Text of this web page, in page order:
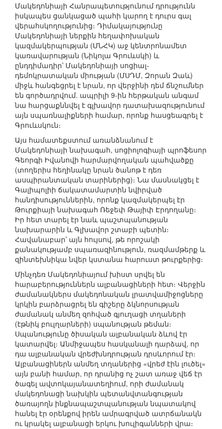
Մակեդոնիայի Հանրապետությունում դրությունն
իսկապես ցանկացած պահի կարող է դուրս գալ
վերահսկողությունից։ Դիմակայությունը
Մակեդոնիայի ներքին հեղափոխական
կազմակերպության (ՄՆՀԿ) աջ կենտրոնամետ
կառավարության (Նիկոլա Գրուևսկի) և
ընդդիմադիր՝ Մակեդոնիայի սոցիալ-
դեմոկրատական միության (ՄՍԴՄ, Զորան Զաև)
միջև հանգեցրել է նրան, որ վերջինի դեմ ճնշումներ
են գործադրվում. ապրիլի 9-ին հերթական անգամ
նա հարցաքննվել է գլխավոր դատախազությունում
այն սպառնալիքների համար, որոնք հասցեագրել է
Գրուևսկուն։
Այս համատեքստում առանձնանում է
Մակեդոնիայի նախագահ, սոցիոլոգիայի պրոֆեսոր
Գեորգի Իվանովի հարմարվողական պահվածքը
(տողերիս հեղինակը նրան ծանոթ է դեռ
ասպիրանտական տարիներից)։ Նա մասնակցել է
Գալիպոլիի ճակատամարտին նվիրված
հանդիսություններին, որոնք կազմակերպել էր
Թուրքիայի նախագահ Ռեջեփ Թայիփ Էրդողանը։
Իր հետ տարել էր նաև պաշտպանության
նախարարին և Գլխավոր շտաբի պետին։
Հավանաբար՝ այն հույսով, թե որոշակի
քանակությամբ սպառազինություն, ռազմամթերք և
զինտեխնիկա նվեր կստանա հարուստ թուրքերից։
Մինչդեռ Մակեդոնիայում խիստ սրվել են
հարաբերություններն ալբանացիների հետ։ Վերջին
ժամանակներս մակեդոնական լրատվամիջոցները
կրկին բարձրացրել են գիշերը ձկնորսության
ժամանակ անմեղ զոհված գյուղացի տղաների
(էթնիկ բուլղարների) սպանության թեման։
Սպանությունը ծիսական ալբանական ձևով էր
կատարվել։ Անմիջապես հասկանալի դարձավ, որ
դա ալբանական վրեժխնդրության դրսևորում էր։
Ալբանացիներն անմեղ տղաներից «վրեժ էին լուծել»
այն բանի համար, որ դրանից ոչ շատ առաջ վեճ էր
ծագել ավտոկայանատեղիում, որի ժամանակ
մակեդոնացի նախկին պետանվտանգության
ծառայողն ինքնապաշտպանության նպատակով
հանել էր օրենքով իրեն ամրագրված ատրճանակն
ու կրակել ալբանացի երկու խուլիգանների վրա։